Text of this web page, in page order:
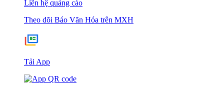
Liên hệ quảng cáo
Theo dõi Báo Văn Hóa trên MXH
Tải App